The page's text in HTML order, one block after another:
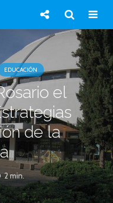
EDUCACIÓN
el
de la
2 min.